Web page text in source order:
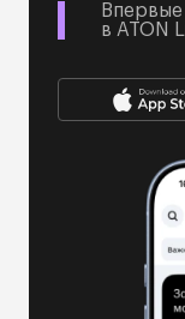
в ATON